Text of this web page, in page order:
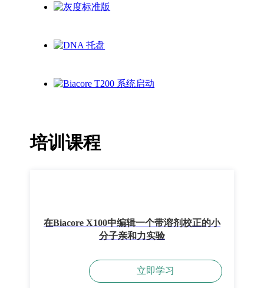
培训课程
在Biacore X100中编辑一个带溶剂校正的小
分子亲和力实验
立即学习